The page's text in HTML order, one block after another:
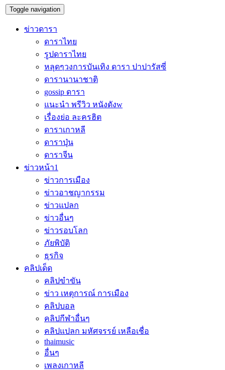
Toggle navigation
ข่าวดารา
ดาราไทย
รูปดาราไทย
หลุดๆวงการบันเทิง ดารา ปาปารัสซี่
ดารานานาชาติ
gossip ดารา
แนะนำ พรีวิว หนังดังw
เรื่องย่อ ละครฮิต
ดาราเกาหลี
ดาราปุ่น
ดาราจีน
ข่าวหน้า1
ข่าวการเมือง
ข่าวอาชญากรรม
ข่าวแปลก
ข่าวอื่นๆ
ข่าวรอบโลก
ภัยพิบัติ
ธุรกิจ
คลิปเด็ด
คลิปขำขัน
ข่าว เหตุการณ์ การเมือง
คลิปบอล
คลิปกีฬาอื่นๆ
คลิปแปลก มหัศจรรย์ เหลือเชื่อ
thaimusic
อื่นๆ
เพลงเกาหลี